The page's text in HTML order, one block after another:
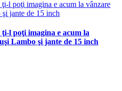
l poţi imagina e acum la
Lambo şi jante de 15 inch